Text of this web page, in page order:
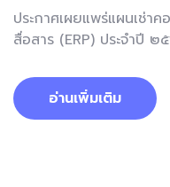
ประกาศเผยแพร่แผนเช่าค
สื่อสาร (ERP) ประจำปี ๒
อ่านเพิ่มเติม